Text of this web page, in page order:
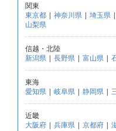
関東
東京都 | 神奈川県 | 埼玉県 |
山梨県
信越・北陸
新潟県 | 長野県 | 富山県 |
東海
愛知県 | 岐阜県 | 静岡県 |
近畿
大阪府 | 兵庫県 | 京都府 |